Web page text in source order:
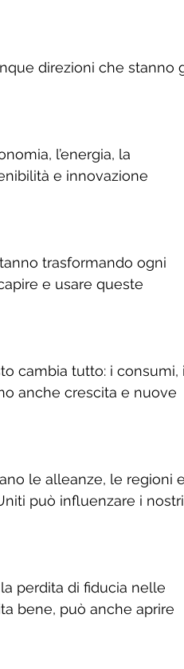
direzioni che stanno
l’energia, la
e innovazione
trasformando ogni
e usare queste
cambia tutto: i consumi,
anche crescita e nuove
le alleanze, le regioni
può influenzare i nostri
perdita di fiducia nelle
bene, può anche aprire